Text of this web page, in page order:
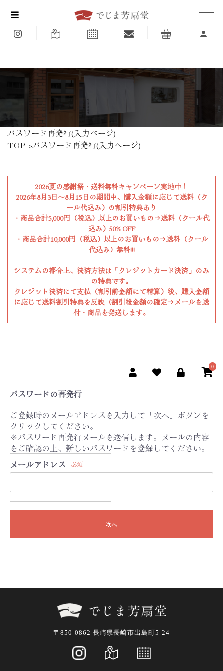
パスワード再発行(入力ページ)
TOP >パスワード再発行(入力ページ)
2026夏の感謝祭・送料無料キャンペーン実地中！
2026年8月3日〜8月15日の期間中、購入金額に応じて送料（ク
ール代込み）の割引特典あり
・商品合計5,000円（税込）以上のお買いもの→送料（クール代
込み）50% OFF
・商品合計10,000円（税込）以上のお買いもの→送料（クール
代込み）無料!!!
システムの都合上、決済方法は「クレジットカード決済」のみ
の特典です。
クレジット決済にて支払（割引前金額にて精算）後、購入金額
に応じて送料割引特典を反映（割引後金額の確定→メールを送
付・商品を発送します。
0
パスワードの再発行
ご登録時のメールアドレスを入力して「次へ」ボタンを
クリックしてください。
※パスワード再発行メールを送信します。メールの内容
をご確認の上、新しいパスワードを登録してください。
メールアドレス
必須
次へ
〒850-0862 長崎県長崎市出島町5-24